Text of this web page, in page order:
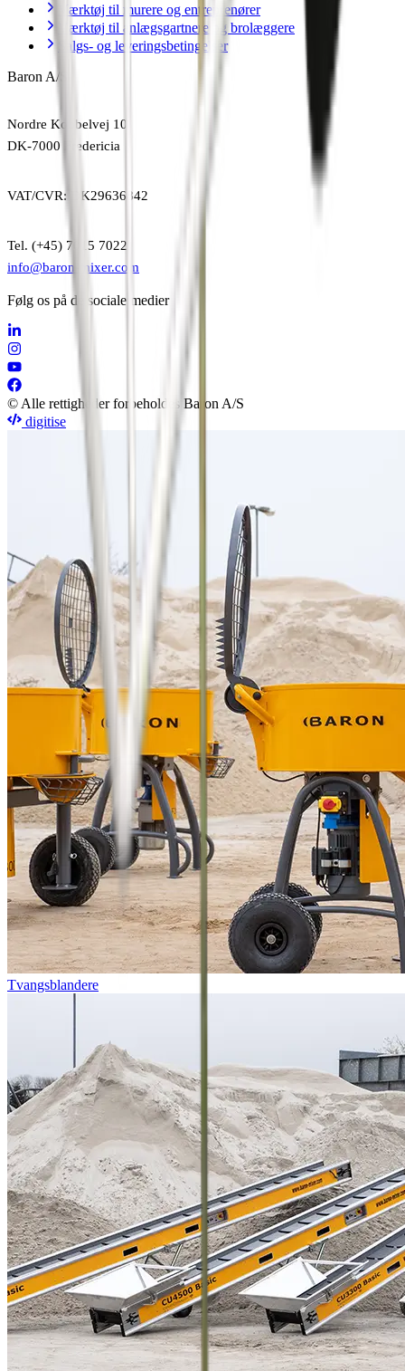
Værktøj til murere og entreprenører
Værktøj til anlægsgartnere og brolæggere
Salgs- og leveringsbetingelser
Baron A/S
Nordre Kobbelvej 10
DK-7000 Fredericia
VAT/CVR: DK29636842
Tel. (+45) 7015 7022
info@baron-mixer.com
Følg os på de sociale medier
© Alle rettigheder forbeholdes Baron A/S
digitise
Tvangsblandere